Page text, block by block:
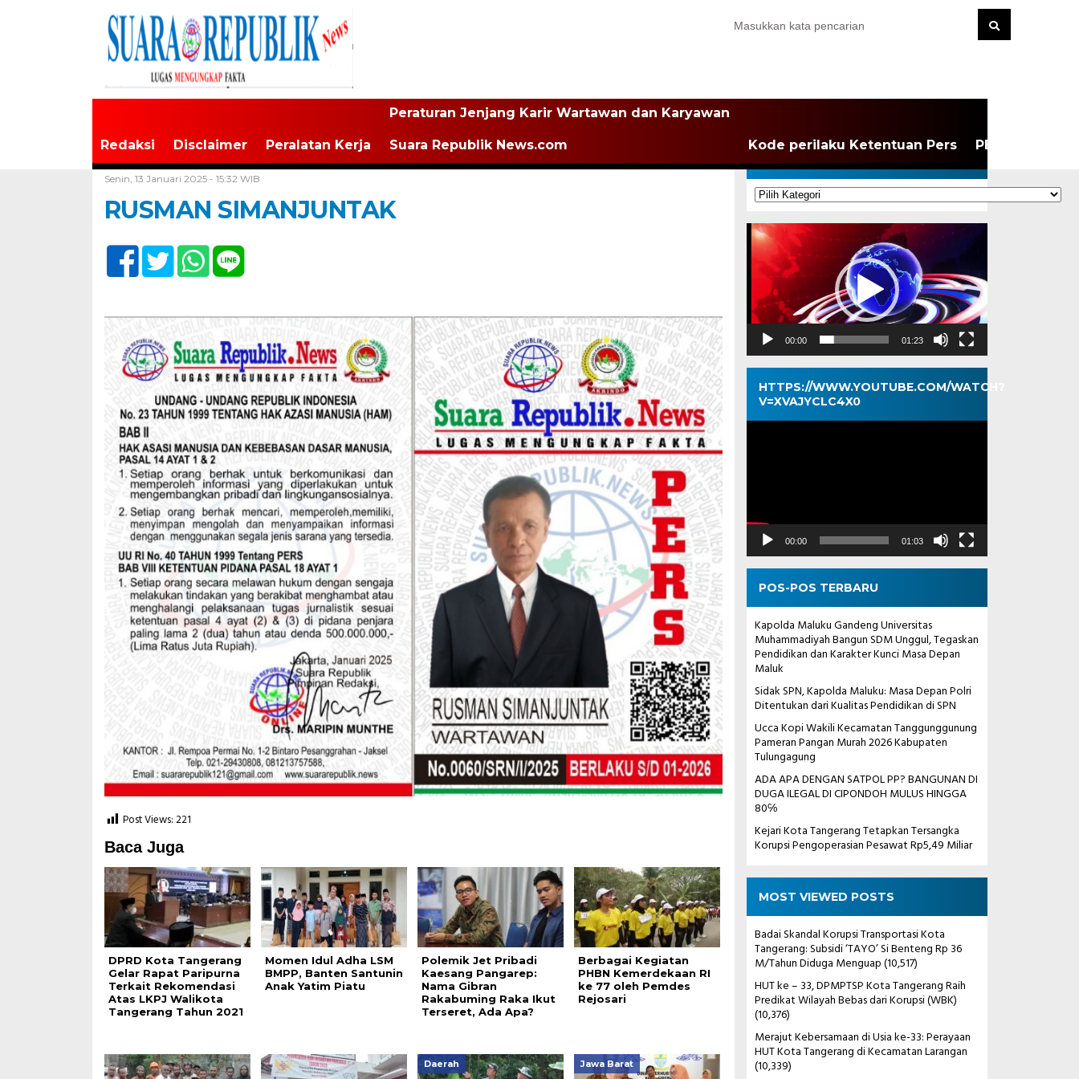
Redaksi Disclaimer Peralatan Kerja
Peraturan Jenjang Karir Wartawan dan Karyawan
Suara Republik News.com Kode perilaku Ketentuan Pers PEDOMAN
Senin, 13 Januari 2025 - 15:32 WIB
RUSMAN SIMANJUNTAK
Post Views:221
Baca Juga
DPRD Kota Tangerang
Gelar Rapat Paripurna
Terkait Rekomendasi
Atas LKPJ Walikota
Tangerang Tahun 2021
Momen Idul Adha LSM
BMPP, Banten Santunin
Anak Yatim Piatu
Polemik Jet Pribadi
Kaesang Pangarep:
Nama Gibran
Rakabuming Raka Ikut
Terseret, Ada Apa?
Berbagai Kegiatan
PHBN Kemerdekaan RI
ke 77 oleh Pemdes
Rejosari
Daerah Jawa Barat
KATEGORI
Kategori
Pemutar
Video
00:00 01:23
HTTPS://WWW.YOUTUBE.COM/WATCH?
V=XVAJYCLC4X0
Pemutar
00:00 01:03
POS-POS TERBARU
Kapolda Maluku Gandeng Universitas
Muhammadiyah Bangun SDM Unggul, Tegaskan
Pendidikan dan Karakter Kunci Masa Depan
Maluk
Sidak SPN, Kapolda Maluku: Masa Depan Polri
Ditentukan dari Kualitas Pendidikan di SPN
Ucca Kopi Wakili Kecamatan Tanggunggunung
Pameran Pangan Murah 2026 Kabupaten
Tulungagung
ADA APA DENGAN SATPOL PP? BANGUNAN DI
DUGA ILEGAL DI CIPONDOH MULUS HINGGA
80℅
Kejari Kota Tangerang Tetapkan Tersangka
Korupsi Pengoperasian Pesawat Rp5,49 Miliar
MOST VIEWED POSTS
Badai Skandal Korupsi Transportasi Kota
Tangerang: Subsidi ‘TAYO’ Si Benteng Rp 36
M/Tahun Diduga Menguap(10,517)
HUT ke – 33, DPMPTSP Kota Tangerang Raih
Predikat Wilayah Bebas dari Korupsi (WBK)
(10,376)
Merajut Kebersamaan di Usia ke-33: Perayaan
HUT Kota Tangerang di Kecamatan Larangan
(10,339)